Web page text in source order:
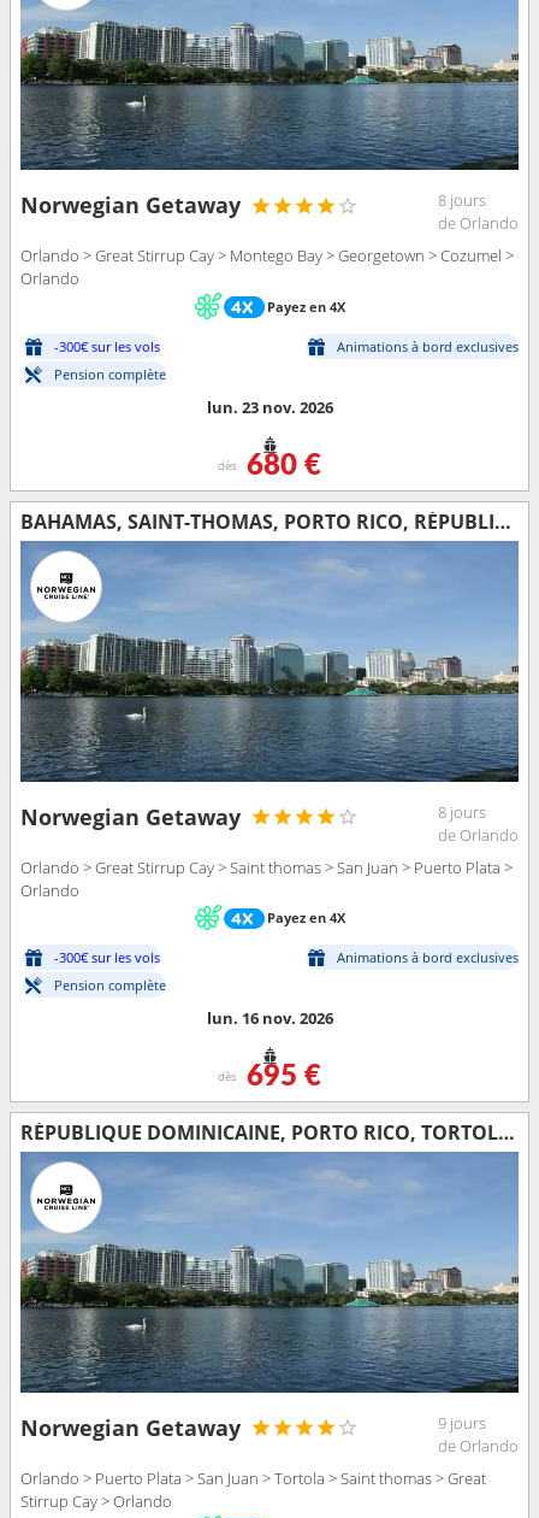
Norwegian Getaway
8 jours
de Orlando
Orlando > Great Stirrup Cay > Montego Bay > Georgetown > Cozumel >
Orlando
Payez en 4X
-300€ sur les vols
Animations à bord exclusives
Pension complète
lun. 23 nov. 2026
dès 680 €
BAHAMAS, SAINT-THOMAS, PORTO RICO, RÉPUBLIQUE DOMINICAINE, ÉTATS-UNIS
Norwegian Getaway
8 jours
de Orlando
Orlando > Great Stirrup Cay > Saint thomas > San Juan > Puerto Plata >
Orlando
Payez en 4X
-300€ sur les vols
Animations à bord exclusives
Pension complète
lun. 16 nov. 2026
dès 695 €
RÉPUBLIQUE DOMINICAINE, PORTO RICO, TORTOLA, SAINT-THOMAS, BAHAMAS, ÉTATS-UNIS
Norwegian Getaway
9 jours
de Orlando
Orlando > Puerto Plata > San Juan > Tortola > Saint thomas > Great
Stirrup Cay > Orlando